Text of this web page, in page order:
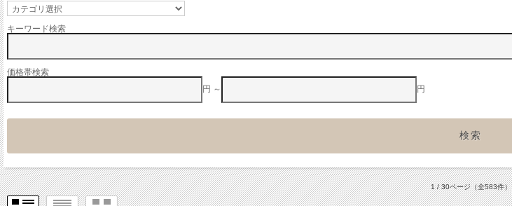
キーワード検索
価格帯検索
円 ～
円
1 / 30ページ（全583件）